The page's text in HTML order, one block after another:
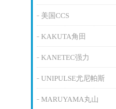
美国CCS
KAKUTA角田
KANETEC强力
UNIPULSE尤尼帕斯
MARUYAMA丸山